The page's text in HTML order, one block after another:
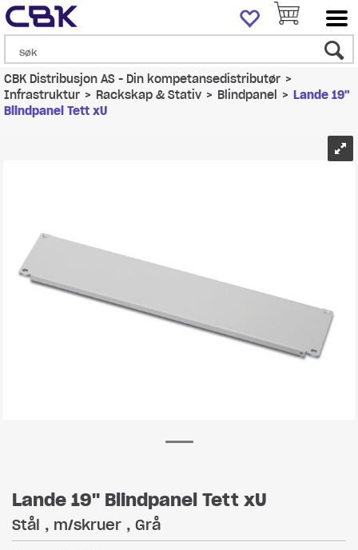
CBK Distribusjon AS - Din kompetansedistributør>
Infrastruktur>Rackskap & Stativ>Blindpanel >Lande 19"
Blindpanel Tett xU
Lande 19" Blindpanel Tett xU
Stål , m/skruer , Grå